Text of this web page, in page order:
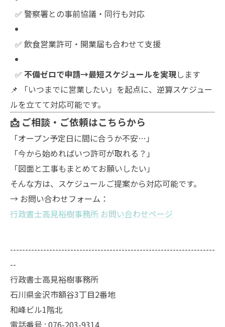
✅ 警察署との事前協議・同行も対応
✅ 飲食営業許可・開業届も合わせて支援
✅ 不備ゼロで申請→最短スケジュールを実現します
📌 「いつまでに営業したい」を起点に、逆算スケジュー
ルを立てて対応可能です。
📩 ご相談・ご依頼はこちらから
「オープン予定日に間に合うか不安…」
「今から始めればいつ許可が取れる？」
「図面と工事もまとめてお願いしたい」
そんな方は、スケジュールご提案から対応可能です。
→ お問い合わせフォーム：
行政書士高見裕樹事務所 お問い合わせページ
--------------------------------------------------------------------
--
行政書士高見裕樹事務所
石川県金沢市額谷3丁目2番地
和峰ビル1階北
電話番号 : 076-203-9314